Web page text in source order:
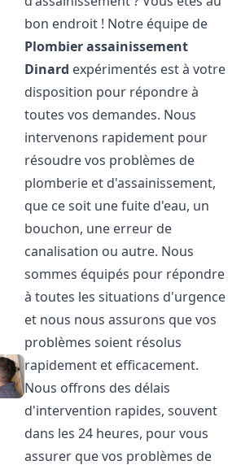
bon endroit ! Notre équipe de
Plombier assainissement
Dinard expérimentés est à votre
disposition pour répondre à
toutes vos demandes. Nous
intervenons rapidement pour
résoudre vos problèmes de
plomberie et d'assainissement,
que ce soit une fuite d'eau, un
bouchon, une erreur de
canalisation ou autre. Nous
sommes équipés pour répondre
à toutes les situations d'urgence
et nous nous assurons que vos
problèmes soient résolus
rapidement et efficacement.
Nous offrons des délais
d'intervention rapides, souvent
dans les 24 heures, pour vous
assurer que vos problèmes de